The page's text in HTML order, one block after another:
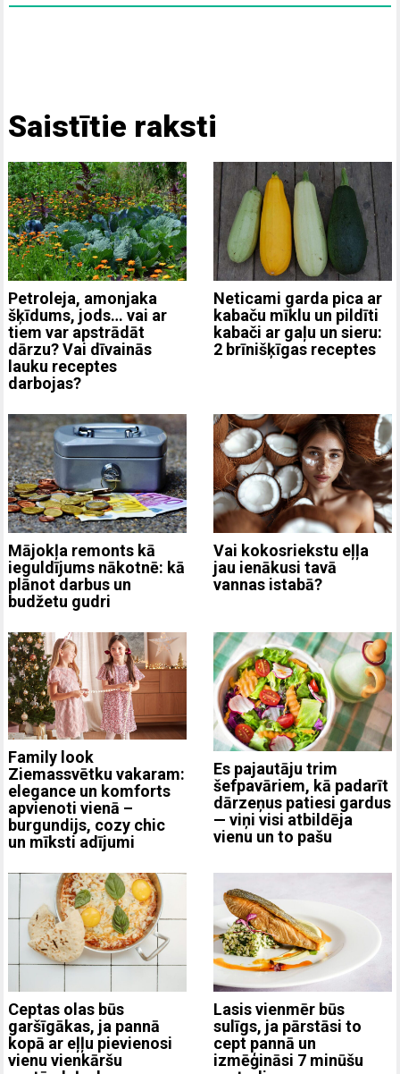
Saistītie raksti
Petroleja, amonjaka
šķīdums, jods… vai ar
tiem var apstrādāt
dārzu? Vai dīvainās
lauku receptes
darbojas?
Neticami garda pica ar
kabaču mīklu un pildīti
kabači ar gaļu un sieru:
2 brīnišķīgas receptes
Mājokļa remonts kā
ieguldījums nākotnē: kā
plānot darbus un
budžetu gudri
Vai kokosriekstu eļļa
jau ienākusi tavā
vannas istabā?
Family look
Ziemassvētku vakaram:
elegance un komforts
apvienoti vienā –
burgundijs, cozy chic
un mīksti adījumi
Es pajautāju trim
šefpavāriem, kā padarīt
dārzeņus patiesi gardus
— viņi visi atbildēja
vienu un to pašu
Ceptas olas būs
garšīgākas, ja pannā
kopā ar eļļu pievienosi
vienu vienkāršu
Lasis vienmēr būs
sulīgs, ja pārstāsi to
cept pannā un
izmēģināsi 7 minūšu